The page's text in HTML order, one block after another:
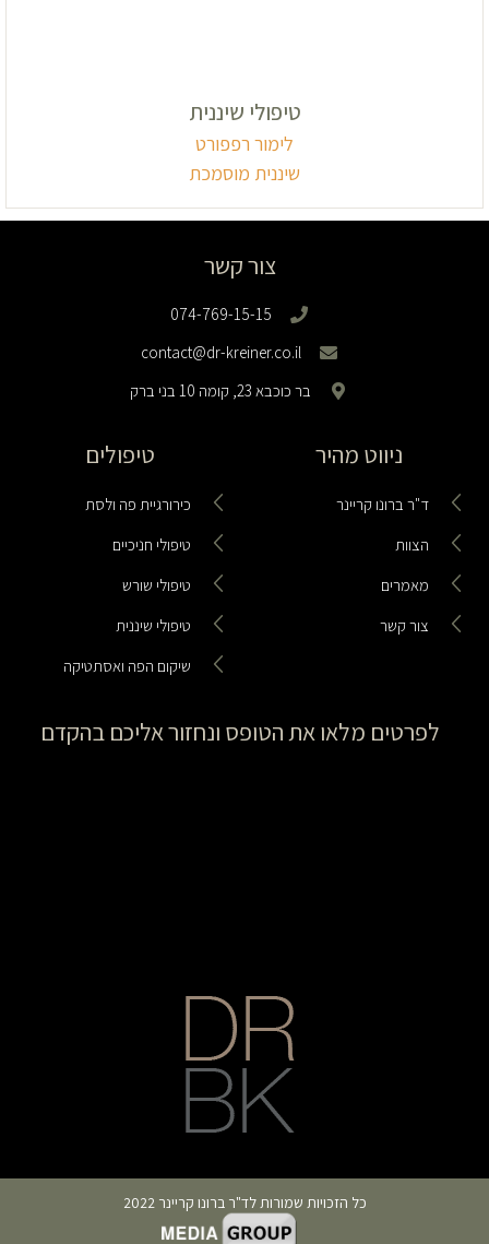
טיפולי שיננית
לימור רפפורט
שיננית מוסמכת
צור קשר
074-769-15-15
contact@dr-kreiner.co.il
בר כוכבא 23, קומה 10 בני ברק
ניווט מהיר
ד"ר ברונו קריינר
הצוות
מאמרים
צור קשר
טיפולים
כירורגיית פה ולסת
טיפולי חניכיים
טיפולי שורש
טיפולי שיננית
שיקום הפה ואסתטיקה
לפרטים מלאו את הטופס ונחזור אליכם בהקדם
כל הזכויות שמורות לד"ר ברונו קריינר 2022